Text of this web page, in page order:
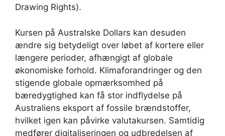
Drawing Rights).
Kursen på Australske Dollars kan desuden
ændre sig betydeligt over løbet af kortere eller
længere perioder, afhængigt af globale
økonomiske forhold. Klimaforandringer og den
stigende globale opmærksomhed på
bæredygtighed kan få stor indflydelse på
Australiens eksport af fossile brændstoffer,
hvilket igen kan påvirke valutakursen. Samtidig
medfører digitaliseringen og udbredelsen af